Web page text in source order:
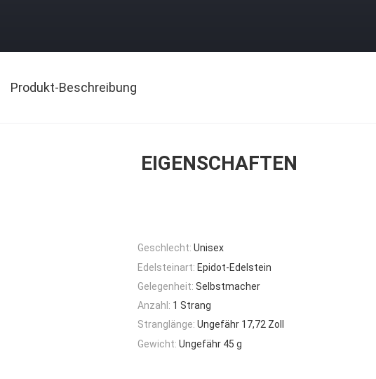
Produkt-Beschreibung
EIGENSCHAFTEN
Geschlecht: Unisex
Edelsteinart: Epidot-Edelstein
Gelegenheit: Selbstmacher
Anzahl: 1 Strang
Stranglänge: Ungefähr 17,72 Zoll
Gewicht: Ungefähr 45 g